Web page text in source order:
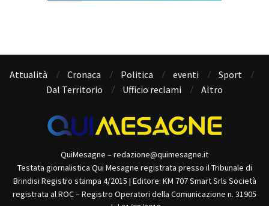
Attualità Cronaca Politica eventi
Sport
Dal Territorio
Ufficio reclami Altro
QuiMesagne – redazione@quimesagne.it
Testata giornalistica Qui Mesagne registrata presso il Tribunale di
Brindisi Registro stampa 4/2015 | Editore: KM 707 Smart Srls Società
registrata al ROC – Registro Operatori della Comunicazione n. 31905